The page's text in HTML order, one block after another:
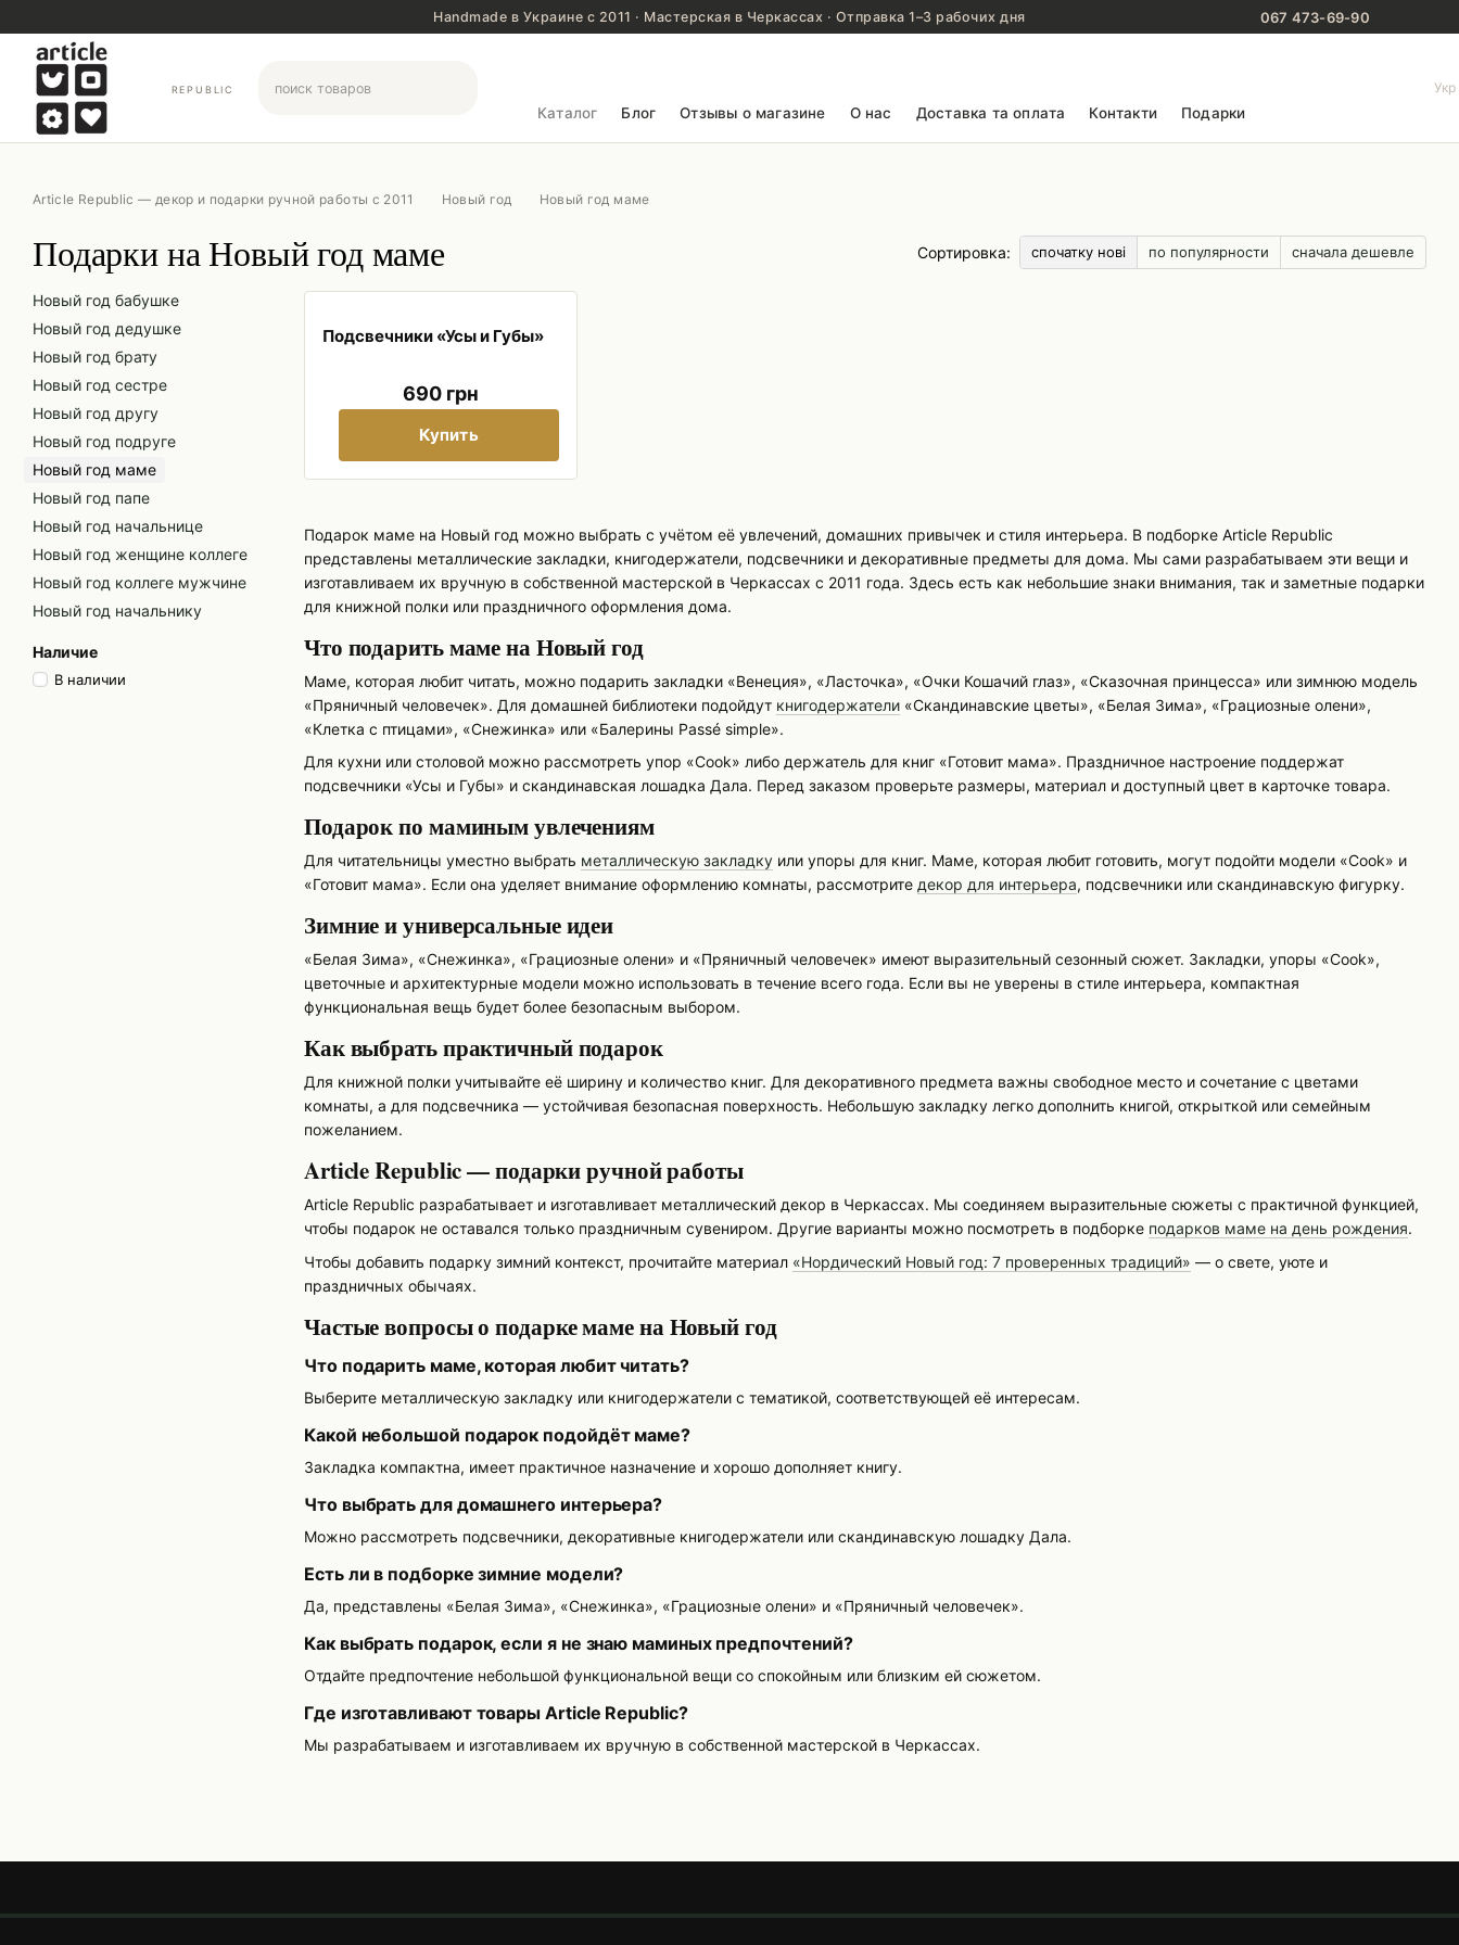
Handmade в Украине с 2011 · Мастерская в Черкассах · Отправка 1–3 рабочих дня 067 473-69-90
REPUBLIC
Каталог Блог Отзывы о магазине О нас Доставка та оплата Контакти Подарки
Укр
Article Republic — декор и подарки ручной работы с 2011 Новый год Новый год маме
Подарки на Новый год маме Сортировка: спочатку нові по популярности сначала дешевле
Подарок маме на Новый год можно выбрать с учётом её увлечений, домашних привычек и стиля интерьера. В подборке Article Republic
представлены металлические закладки, книгодержатели, подсвечники и декоративные предметы для дома. Мы сами разрабатываем эти вещи и
изготавливаем их вручную в собственной мастерской в Черкассах с 2011 года. Здесь есть как небольшие знаки внимания, так и заметные подарки
для книжной полки или праздничного оформления дома.
Что подарить маме на Новый год
Маме, которая любит читать, можно подарить закладки «Венеция», «Ласточка», «Очки Кошачий глаз», «Сказочная принцесса» или зимнюю модель
«Пряничный человечек». Для домашней библиотеки подойдут книгодержатели «Скандинавские цветы», «Белая Зима», «Грациозные олени»,
«Клетка с птицами», «Снежинка» или «Балерины Passé simple».
Для кухни или столовой можно рассмотреть упор «Cook» либо держатель для книг «Готовит мама». Праздничное настроение поддержат
подсвечники «Усы и Губы» и скандинавская лошадка Дала. Перед заказом проверьте размеры, материал и доступный цвет в карточке товара.
Подарок по маминым увлечениям
Для читательницы уместно выбрать металлическую закладку или упоры для книг. Маме, которая любит готовить, могут подойти модели «Cook» и
«Готовит мама». Если она уделяет внимание оформлению комнаты, рассмотрите декор для интерьера, подсвечники или скандинавскую фигурку.
Зимние и универсальные идеи
«Белая Зима», «Снежинка», «Грациозные олени» и «Пряничный человечек» имеют выразительный сезонный сюжет. Закладки, упоры «Cook»,
цветочные и архитектурные модели можно использовать в течение всего года. Если вы не уверены в стиле интерьера, компактная
функциональная вещь будет более безопасным выбором.
Как выбрать практичный подарок
Для книжной полки учитывайте её ширину и количество книг. Для декоративного предмета важны свободное место и сочетание с цветами
комнаты, а для подсвечника — устойчивая безопасная поверхность. Небольшую закладку легко дополнить книгой, открыткой или семейным
пожеланием.
Article Republic — подарки ручной работы
Article Republic разрабатывает и изготавливает металлический декор в Черкассах. Мы соединяем выразительные сюжеты с практичной функцией,
чтобы подарок не оставался только праздничным сувениром. Другие варианты можно посмотреть в подборке подарков маме на день рождения.
Чтобы добавить подарку зимний контекст, прочитайте материал «Нордический Новый год: 7 проверенных традиций» — о свете, уюте и
праздничных обычаях.
Частые вопросы о подарке маме на Новый год
Что подарить маме, которая любит читать?
Выберите металлическую закладку или книгодержатели с тематикой, соответствующей её интересам.
Какой небольшой подарок подойдёт маме?
Закладка компактна, имеет практичное назначение и хорошо дополняет книгу.
Что выбрать для домашнего интерьера?
Можно рассмотреть подсвечники, декоративные книгодержатели или скандинавскую лошадку Дала.
Есть ли в подборке зимние модели?
Да, представлены «Белая Зима», «Снежинка», «Грациозные олени» и «Пряничный человечек».
Как выбрать подарок, если я не знаю маминых предпочтений?
Отдайте предпочтение небольшой функциональной вещи со спокойным или близким ей сюжетом.
Где изготавливают товары Article Republic?
Мы разрабатываем и изготавливаем их вручную в собственной мастерской в Черкассах.
Подсвечники «Усы и Губы»
690 грн
Купить
Новый год бабушке
Новый год дедушке
Новый год брату
Новый год сестре
Новый год другу
Новый год подруге
Новый год маме
Новый год папе
Новый год начальнице
Новый год женщине коллеге
Новый год коллеге мужчине
Новый год начальнику
Наличие
В наличии